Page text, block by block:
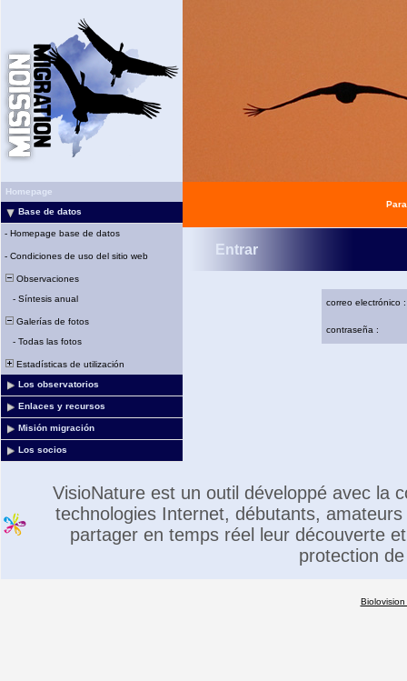
Homepage
Base de datos
- Homepage base de datos
- Condiciones de uso del sitio web
Observaciones
- Síntesis anual
Galerías de fotos
- Todas las fotos
Estadísticas de utilización
Los observatorios
Enlaces y recursos
Misión migración
Los socios
Entrar
correo electrónico :
contraseña :
VisioNature est un outil développé avec la
technologies Internet, débutants,
partager en temps réel leur découverte
protection
Biolovision